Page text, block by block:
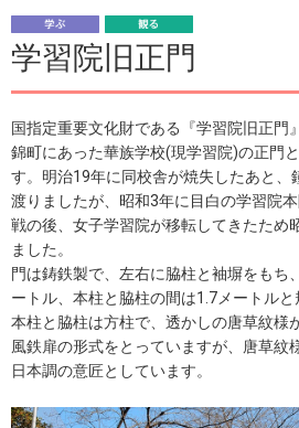
ぶ
る
学習院旧正門
国指定重要文化財である『学習院旧正門
錦町にあった華族学校(現学習院)の正門
す。明治19年に同校舎が焼失したあと、
渡りましたが、昭和3年に目白の学習院
戦の後、女子学習院が移転してきたため
ました。
門は鋳鉄製で、左右に脇柱と袖塀をもち
ートル、本柱と脇柱の間は1.7メートルと
本柱と脇柱は方柱で、透かしの唐草紋様
風鉄扉の形式をとっていますが、唐草紋
日本調の意匠としています。